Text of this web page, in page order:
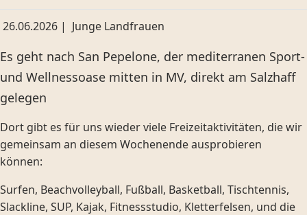
26.06.2026 | Junge Landfrauen
Es geht nach San Pepelone, der mediterranen Sport-
und Wellnessoase mitten in MV, direkt am Salzhaff
gelegen
Dort gibt es für uns wieder viele Freizeitaktivitäten, die wir
gemeinsam an diesem Wochenende ausprobieren
können:
Surfen, Beachvolleyball, Fußball, Basketball, Tischtennis,
Slackline, SUP, Kajak, Fitnessstudio, Kletterfelsen, und die